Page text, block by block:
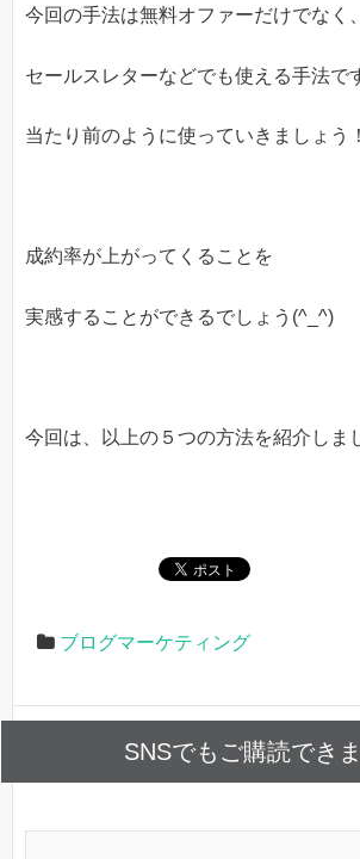
今回の手法は無料オファーだけでなく
セールスレターなどでも使える手法で
当たり前のように使っていきましょう
成約率が上がってくることを
実感することができるでしょう(^_^)
今回は、以上の５つの方法を紹介しま
ブログマーケティング
SNSでもご購読できま